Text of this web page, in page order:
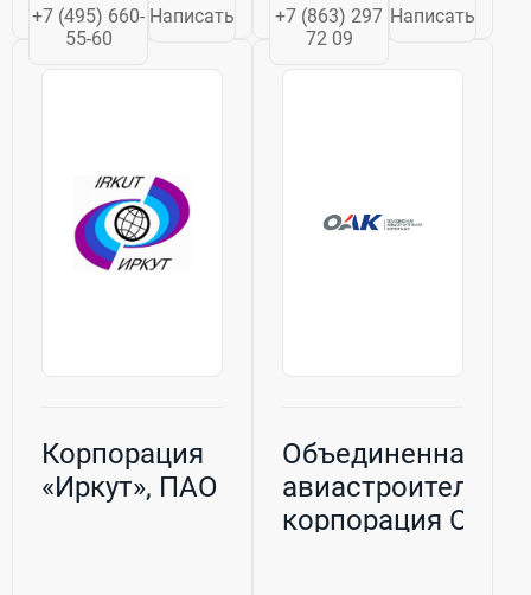
мире. Благодаря
своим
возможностям в
испытаний и
технического...
+7 (495) 660-
55-60
Написать
Однако позже он
был
и стал первым в
+7 (863) 297
72 09
Написать
Корпорация
«Иркут», ПАО
Объединенная
авиастроительная
корпорация ОАК,